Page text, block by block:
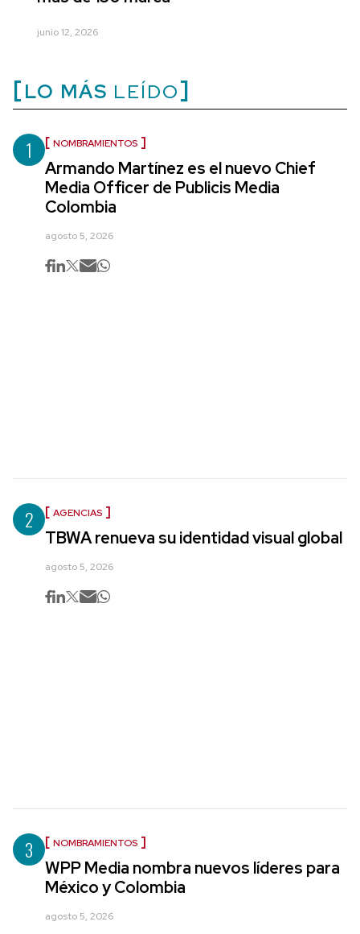
junio 12, 2026
LO MÁS LEÍDO
1 NOMBRAMIENTOS
Armando Martínez es el nuevo Chief
Media Officer de Publicis Media
Colombia
agosto 5, 2026
2 AGENCIAS
TBWA renueva su identidad visual global
agosto 5, 2026
3 NOMBRAMIENTOS
WPP Media nombra nuevos líderes para
México y Colombia
agosto 5, 2026